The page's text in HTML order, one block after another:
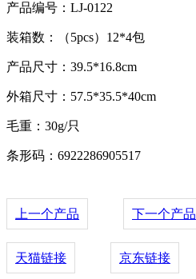
产品编号：LJ-0122
装箱数：（5pcs）12*4包
产品尺寸：39.5*16.8cm
外箱尺寸：57.5*35.5*40cm
毛重：30g/只
条形码：6922286905517
上一个产品 下一个产品
天猫链接 京东链接